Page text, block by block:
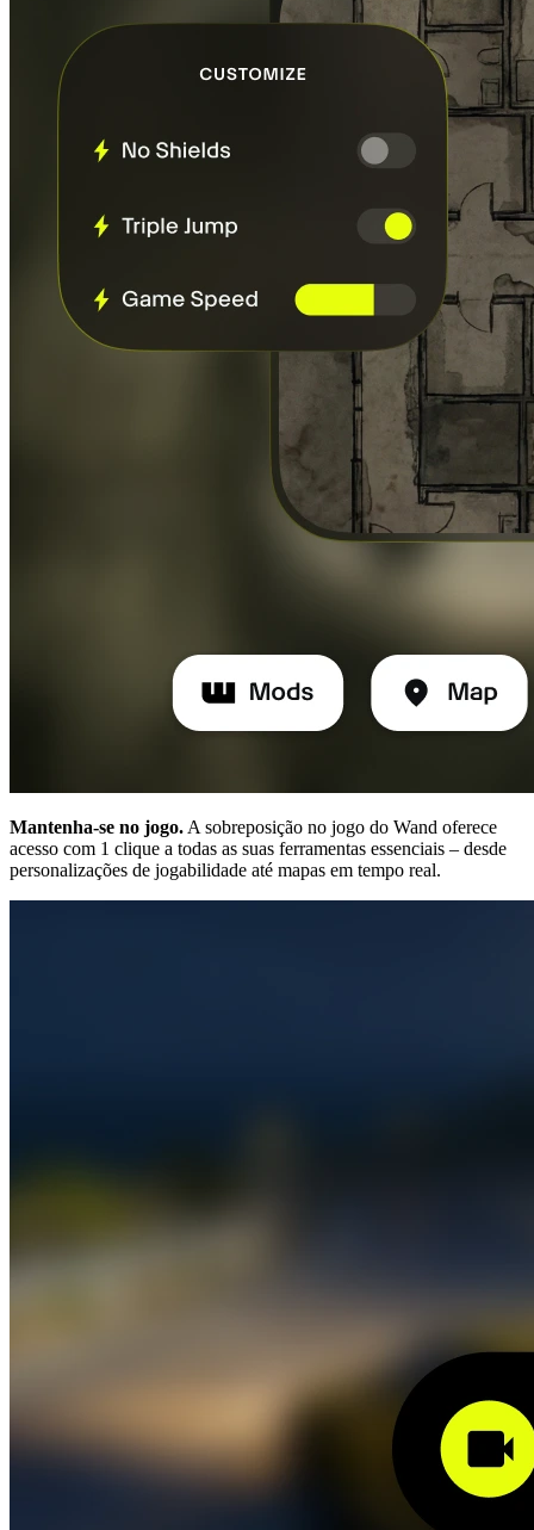
Mantenha-se no jogo. A sobreposição no jogo do Wand oferece
acesso com 1 clique a todas as suas ferramentas essenciais – desde
personalizações de jogabilidade até mapas em tempo real.